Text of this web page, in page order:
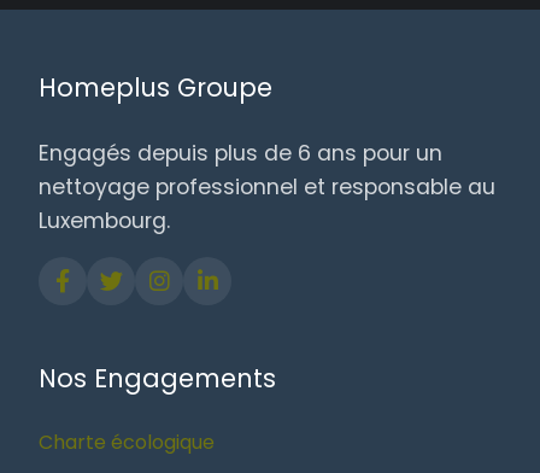
Homeplus Groupe
Engagés depuis plus de 6 ans pour un
nettoyage professionnel et responsable au
Luxembourg.
Nos Engagements
Charte écologique